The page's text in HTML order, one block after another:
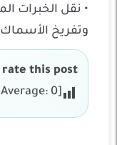
• نقل الخبرات
وتفريخ الأسماك
this post!
[Total:
0